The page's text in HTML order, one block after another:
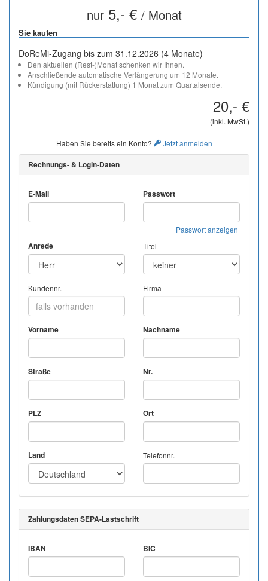
nur5,- € / Monat
Sie kaufen
DoReMi-Zugang bis zum 31.12.2026 (4 Monate)
Den aktuellen (Rest-)Monat schenken wir Ihnen.
Anschließende automatische Verlängerung um 12 Monate.
Kündigung (mit Rückerstattung) 1 Monat zum Quartalsende.
20,- €
(inkl. MwSt.)
Haben Sie bereits ein Konto? Jetzt anmelden
Rechnungs- & Login-Daten
E-Mail Passwort
Passwort anzeigen
Anrede Titel
Kundennr. Firma
Vorname Nachname
Straße Nr.
PLZ Ort
Land Telefonnr.
Zahlungsdaten SEPA-Lastschrift
IBAN BIC